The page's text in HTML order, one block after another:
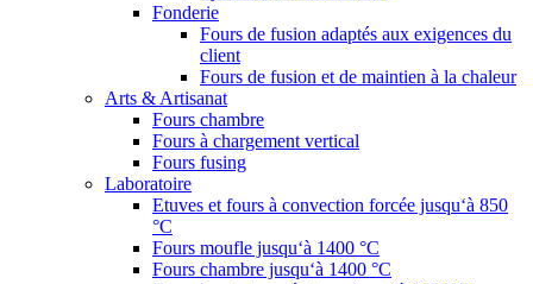
Fonderie
Fours de fusion adaptés aux exigences du
client
Fours de fusion et de maintien à la chaleur
Arts & Artisanat
Fours chambre
Fours à chargement vertical
Fours fusing
Laboratoire
Etuves et fours à convection forcée jusqu‘à 850
°C
Fours moufle jusqu‘à 1400 °C
Fours chambre jusqu‘à 1400 °C